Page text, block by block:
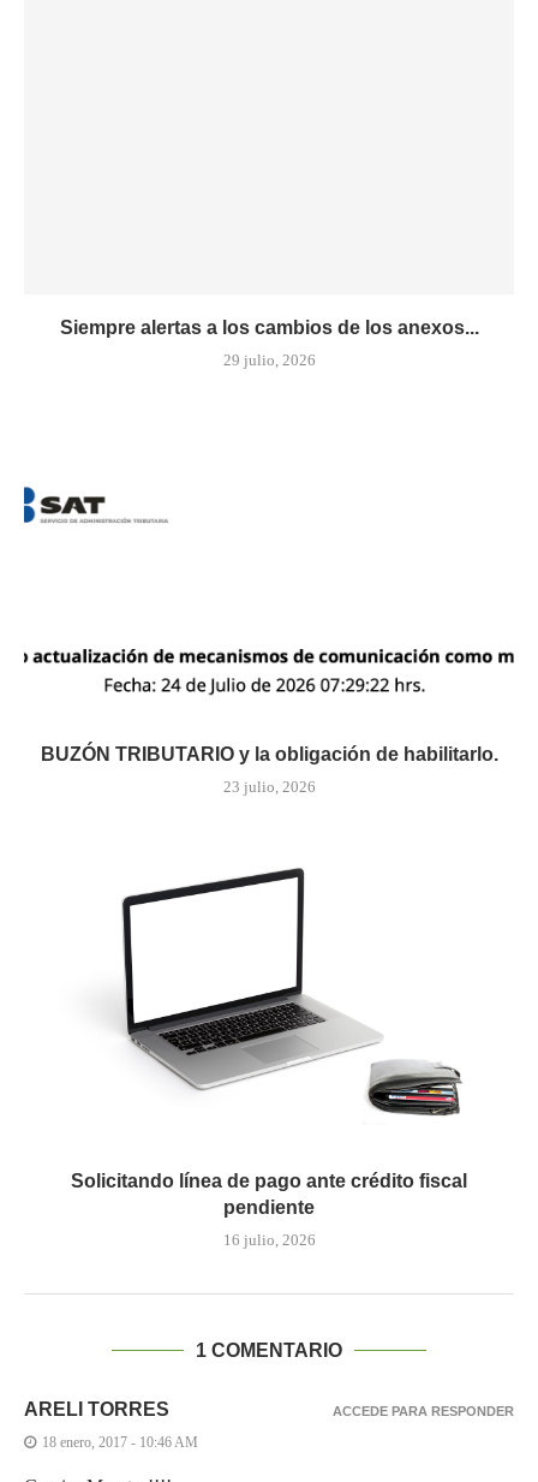
Siempre alertas a los cambios de los anexos...
29 julio, 2026
BUZÓN TRIBUTARIO y la obligación de habilitarlo.
23 julio, 2026
Solicitando línea de pago ante crédito fiscal
pendiente
16 julio, 2026
1 COMENTARIO
ARELI TORRES
18 enero, 2017 - 10:46 AM
ACCEDE PARA RESPONDER